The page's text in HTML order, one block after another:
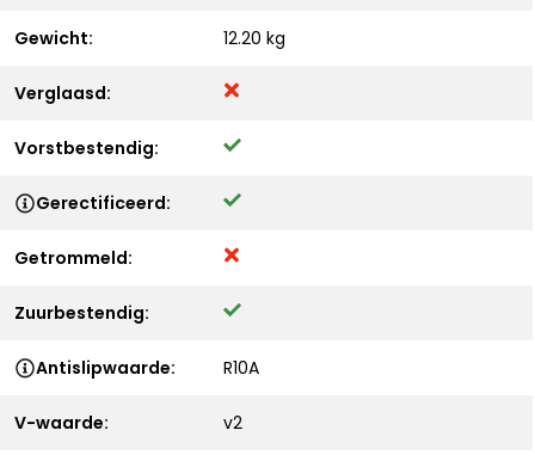
Gewicht: 12.20 kg
Verglaasd:
Vorstbestendig:
Gerectificeerd:
Getrommeld:
Zuurbestendig:
Antislipwaarde: R10A
V-waarde: v2